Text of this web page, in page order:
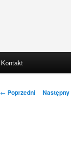
Kontakt
Nawigacja
← Poprzedni Następny